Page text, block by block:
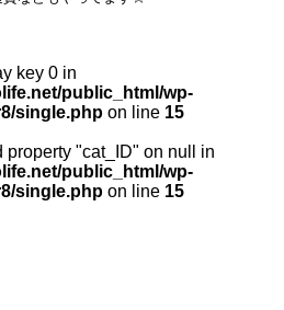
key 0 in
public_html/wp-
single.php on line 15
property "cat_ID" on null in
public_html/wp-
single.php on line 15